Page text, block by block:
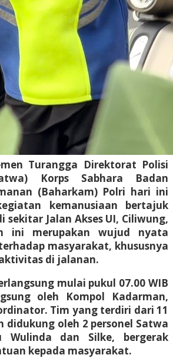
Turangga Direktorat Polisi
Korps Sabhara Badan
(Baharkam) Polri hari ini
kemanusiaan bertajuk
sekitar Jalan Akses UI, Ciliwung,
ini merupakan wujud nyata
masyarakat, khususnya
di jalanan.
mulai pukul 07.00 WIB
oleh Kompol Kadarman,
Tim yang terdiri dari 11
didukung oleh 2 personel Satwa
Wulinda dan Silke, bergerak
kepada masyarakat.